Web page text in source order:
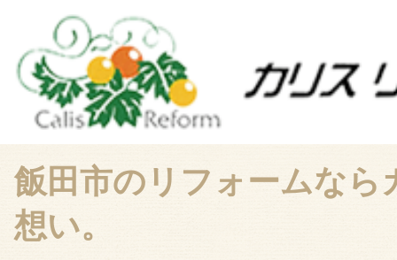
飯田市のリフォームな
想い。